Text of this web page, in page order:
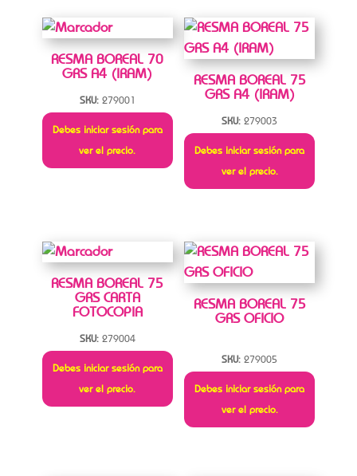
RESMA BOREAL 70
GRS A4 (IRAM)
SKU: 279001
Debes iniciar sesión para
ver el precio.
RESMA BOREAL 75
GRS A4 (IRAM)
SKU: 279003
Debes iniciar sesión para
ver el precio.
RESMA BOREAL 75
GRS CARTA
FOTOCOPIA
SKU: 279004
Debes iniciar sesión para
ver el precio.
RESMA BOREAL 75
GRS OFICIO
SKU: 279005
Debes iniciar sesión para
ver el precio.